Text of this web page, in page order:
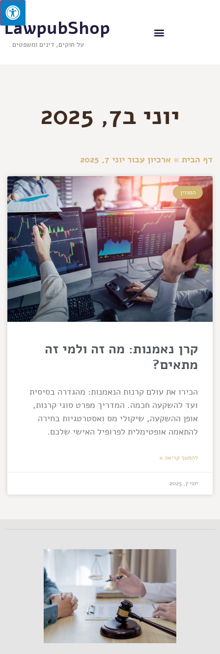
LawpubShop
על חוקים, דינים ומשפטים
יוני ב7, 2025
דף הבית » ארכיון עבור יוני 7, 2025
המגזין
קרן נאמנות: מה זה ולמי זה
מתאים?
הכירו את עולם קרנות הנאמנות: מהגדרה בסיסית
ועד להשקעה חכמה. המדריך מפרט סוגי קרנות,
אופן ההשקעה, שיקולי מס ואסטרטגיות בחירה
להתאמה אופטימלית לפרופיל האישי שלכם.
להמשך קריאה »
יוני 7, 2025